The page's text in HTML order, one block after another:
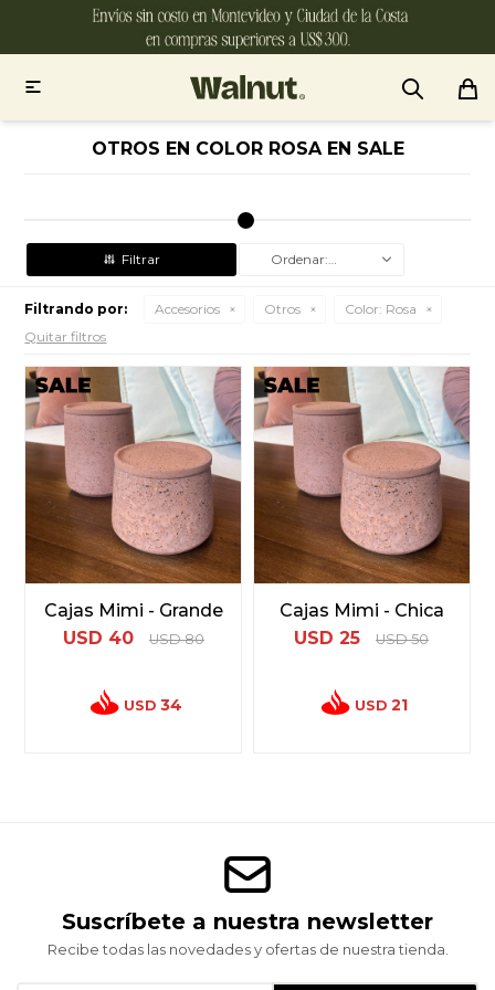

OTROS EN COLOR ROSA EN SALE
Recomendados
Filtrando por: Accesorios Otros Color: Rosa
Quitar filtros
Cajas Mimi - Grande
USD 40 USD 80
USD 34
Cajas Mimi - Chica
USD 25 USD 50
USD 21
Suscríbete a nuestra newsletter
Recibe todas las novedades y ofertas de nuestra tienda.